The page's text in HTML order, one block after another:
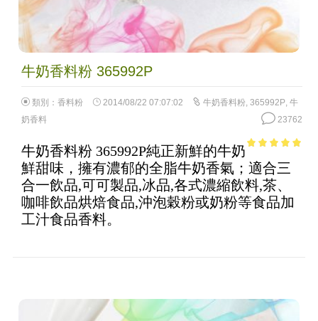
牛奶香料粉 365992P
類別： 香料粉 2014/08/22 07:07:02 牛奶香料粉, 365992P, 牛
奶香料
23762
5
牛奶香料粉 365992P純正新鮮的牛奶
鮮甜味，擁有濃郁的全脂牛奶香氣；適合三
合一飲品,可可製品,冰品,各式濃縮飲料,茶、
咖啡飲品烘焙食品,沖泡穀粉或奶粉等食品加
工汁食品香料。